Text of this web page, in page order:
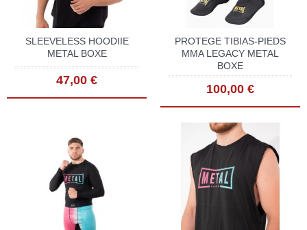
SLEEVELESS HOODIIE
METAL BOXE
47,00 €
PROTEGE TIBIAS-PIEDS
MMA LEGACY METAL
BOXE
100,00 €